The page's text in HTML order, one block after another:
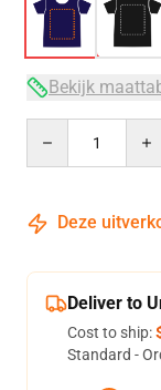
Bekijk
Deze
Deliver to
Cost to ship:
Standard -